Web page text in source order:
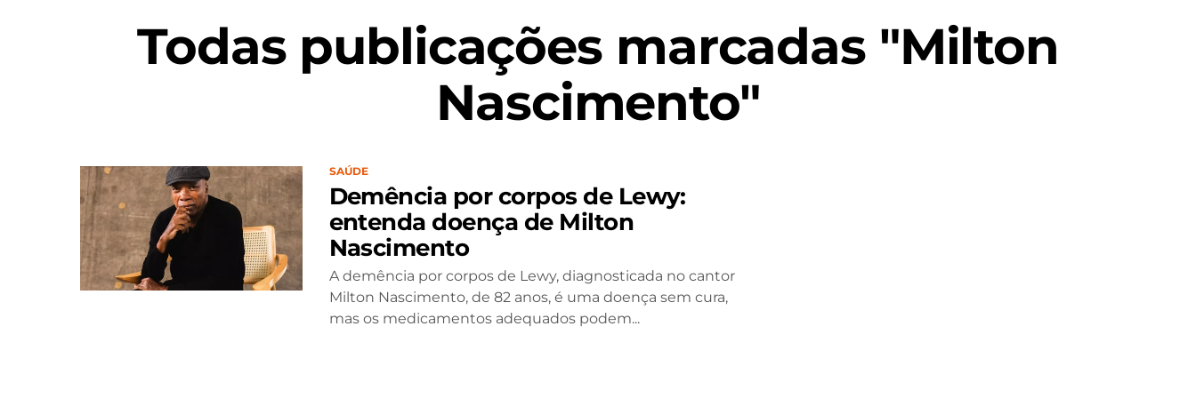
Todas publicações marcadas "Milton
Nascimento"
SAÚDE
Demência por corpos de Lewy:
entenda doença de Milton
Nascimento
A demência por corpos de Lewy, diagnosticada no cantor
Milton Nascimento, de 82 anos, é uma doença sem cura,
mas os medicamentos adequados podem...